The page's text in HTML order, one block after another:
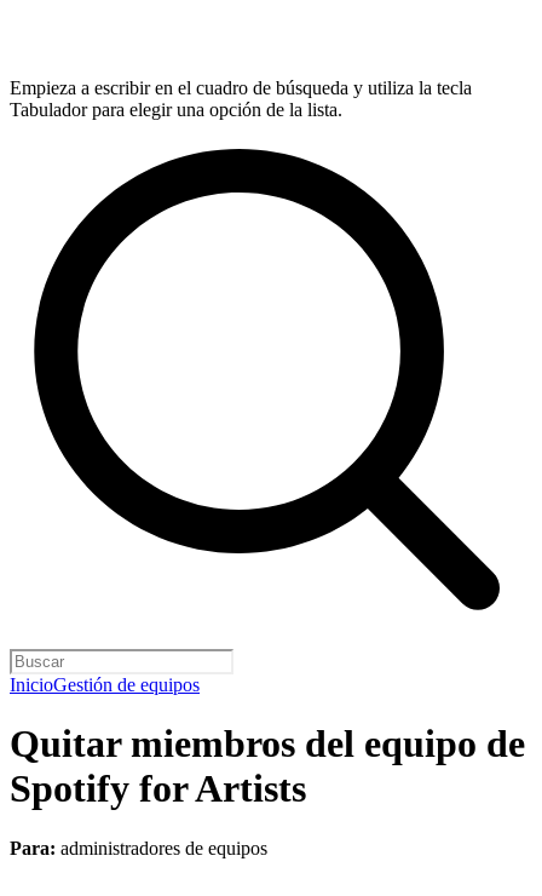
Empieza a escribir en el cuadro de búsqueda y utiliza la tecla
Tabulador para elegir una opción de la lista.
InicioGestión de equipos
Quitar miembros del equipo de
Spotify for Artists
Para: administradores de equipos